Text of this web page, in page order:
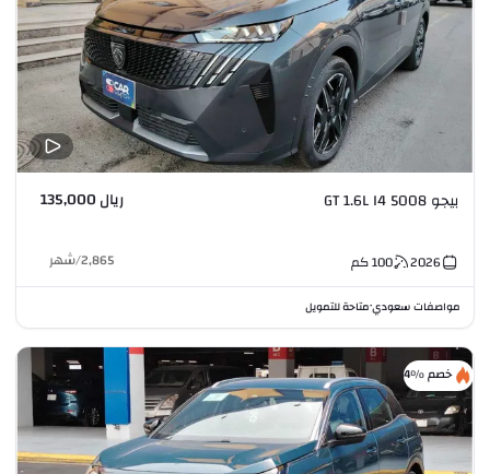
بيجو 5008 GT 1.6L I4 ريال 135,000
2026
100كم 2,865
/شهر
مواصفات سعودي•متاحة للتمويل
خصم %4